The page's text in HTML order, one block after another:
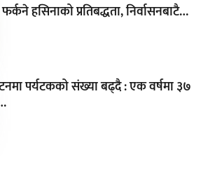
हसिनाको प्रतिबद्धता, निर्वासनबाटै…
पर्यटकको संख्या बढ्दै : एक वर्षमा ३७